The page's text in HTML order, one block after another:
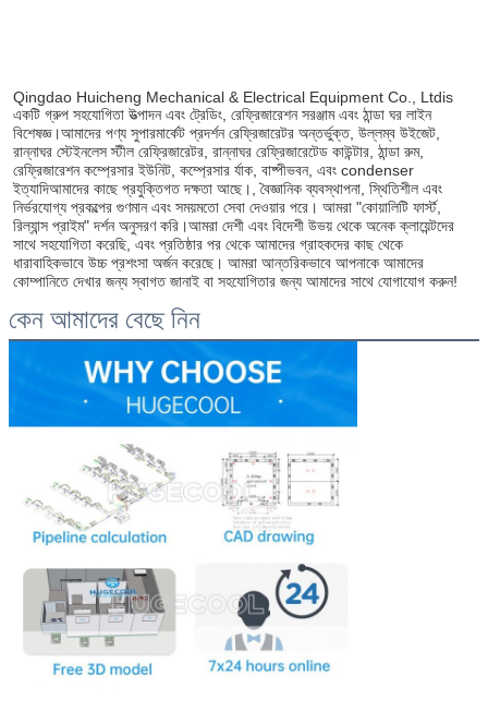
একটি বার্তা রেখে
Qingdao Huicheng Mechanical & Electrical Equipment Co., Ltdis
একটি গ্রুপ সহযোগিতা উত্পাদন এবং ট্রেডিং, রেফ্রিজারেশন সরঞ্জাম এবং ঠান্ডা ঘর লাইন
বিশেষজ্ঞ।আমাদের পণ্য সুপারমার্কেট প্রদর্শন রেফ্রিজারেটর অন্তর্ভুক্ত, উল্লম্ব উইজেট,
রান্নাঘর স্টেইনলেস স্টীল রেফ্রিজারেটর, রান্নাঘর রেফ্রিজারেটেড কাউন্টার, ঠান্ডা রুম,
রেফ্রিজারেশন কম্প্রেসার ইউনিট, কম্প্রেসার র্যাক, বাষ্পীভবন, এবং condenser
ইত্যাদিআমাদের কাছে প্রযুক্তিগত দক্ষতা আছে।, বৈজ্ঞানিক ব্যবস্থাপনা, স্থিতিশীল এবং
নির্ভরযোগ্য প্রকল্পের গুণমান এবং সময়মতো সেবা দেওয়ার পরে। আমরা "কোয়ালিটি ফার্স্ট,
রিল্যান্স প্রাইম" দর্শন অনুসরণ করি।আমরা দেশী এবং বিদেশী উভয় থেকে অনেক ক্লায়েন্টদের
সাথে সহযোগিতা করেছি, এবং প্রতিষ্ঠার পর থেকে আমাদের গ্রাহকদের কাছ থেকে
ধারাবাহিকভাবে উচ্চ প্রশংসা অর্জন করেছে। আমরা আন্তরিকভাবে আপনাকে আমাদের
কোম্পানিতে দেখার জন্য স্বাগত জানাই বা সহযোগিতার জন্য আমাদের সাথে যোগাযোগ করুন!
কেন আমাদের বেছে নিন